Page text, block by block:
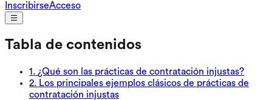
InscribirseAcceso
Tabla de contenidos
1 . ¿Qué son las prácticas de contratación injustas?
2. Los principales ejemplos clásicos de prácticas de
contratación injustas